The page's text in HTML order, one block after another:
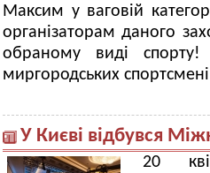
Максим у ваговій
організаторам даного
обраному виді
миргородських
У Києві відбувся
20